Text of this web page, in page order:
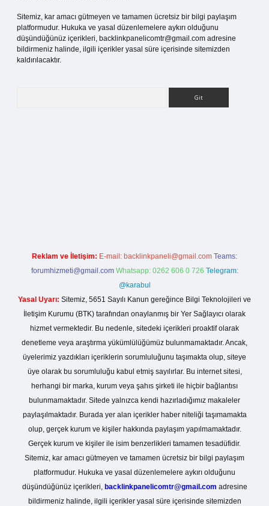
Sitemiz, kar amacı gütmeyen ve tamamen ücretsiz bir bilgi paylaşım
platformudur. Hukuka ve yasal düzenlemelere aykırı olduğunu
düşündüğünüz içerikleri, backlinkpanelicomtr@gmail.com adresine
bildirmeniz halinde, ilgili içerikler yasal süre içerisinde sitemizden
kaldırılacaktır.
Reklam ve İletişim: E-mail: backlinkpaneli@gmail.com Teams:
forumhizmeti@gmail.com Whatsapp: 0262 606 0 726 Telegram:
@karabul
Yasal Uyarı: Sitemiz, 5651 Sayılı Kanun gereğince Bilgi Teknolojileri ve
İletişim Kurumu (BTK) tarafından onaylanmış bir Yer Sağlayıcı olarak
hizmet vermektedir. Bu nedenle, sitedeki içerikleri proaktif olarak
denetleme veya araştırma yükümlülüğümüz bulunmamaktadır. Ancak,
üyelerimiz yazdıkları içeriklerin sorumluluğunu taşımakta olup, siteye
üye olarak bu sorumluluğu kabul etmiş sayılırlar. Bu internet sitesi,
herhangi bir marka, kurum veya şahıs şirketi ile hiçbir bağlantısı
bulunmamaktadır. Sitede yalnızca kendi hazırladığımız makaleler
paylaşılmaktadır. Burada yer alan içerikler haber niteliği taşımamakta
olup, gerçek kurum ve kişiler hakkında paylaşım yapılmamaktadır.
Gerçek kurum ve kişiler ile isim benzerlikleri tamamen tesadüfidir.
Sitemiz, kar amacı gütmeyen ve tamamen ücretsiz bir bilgi paylaşım
platformudur. Hukuka ve yasal düzenlemelere aykırı olduğunu
düşündüğünüz içerikleri, backlinkpanelicomtr@gmail.com adresine
bildirmeniz halinde, ilgili içerikler yasal süre içerisinde sitemizden